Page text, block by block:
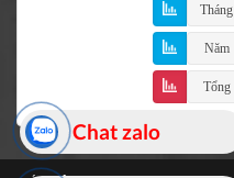
Tháng
Năm
Tổng
Chat zalo